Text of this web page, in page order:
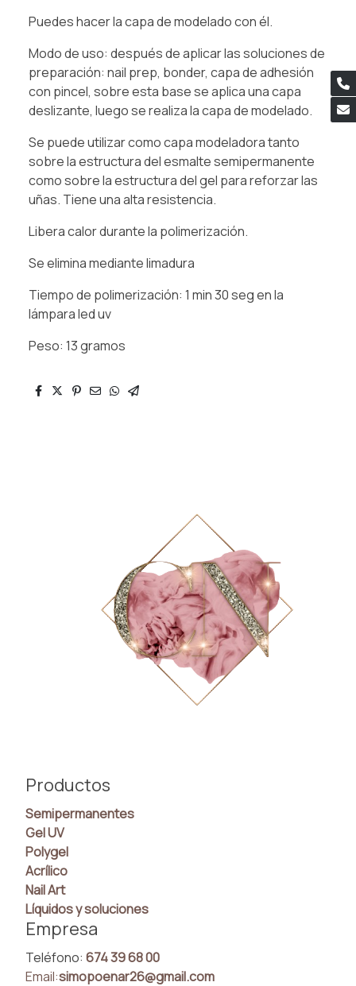
Puedes hacer la capa de modelado con él.
Modo de uso: después de aplicar las soluciones de
preparación: nail prep, bonder, capa de adhesión
con pincel, sobre esta base se aplica una capa
deslizante, luego se realiza la capa de modelado.
Se puede utilizar como capa modeladora tanto
sobre la estructura del esmalte semipermanente
como sobre la estructura del gel para reforzar las
uñas. Tiene una alta resistencia.
Libera calor durante la polimerización.
Se elimina mediante limadura
Tiempo de polimerización: 1 min 30 seg en la
lámpara led uv
Peso: 13 gramos
Productos
Semipermanentes
Gel UV
Polygel
Acrílico
Nail Art
Líquidos y soluciones
Empresa
Teléfono: 674 39 68 00
Email:simopoenar26@gmail.com